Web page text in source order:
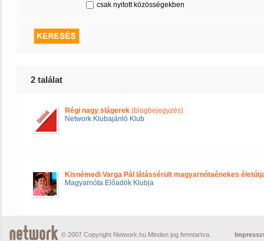
csak nyitott közösségekben
2 találat
Régi nagy slágerek (blogbejegyzés)
Network Klubajánló Klub
Kisnémedi Varga Pál látássérült magyarnótaénekes
Magyarnóta Előadók Klubja
© 2007 Copyright Network.hu Minden jog fenntartva.